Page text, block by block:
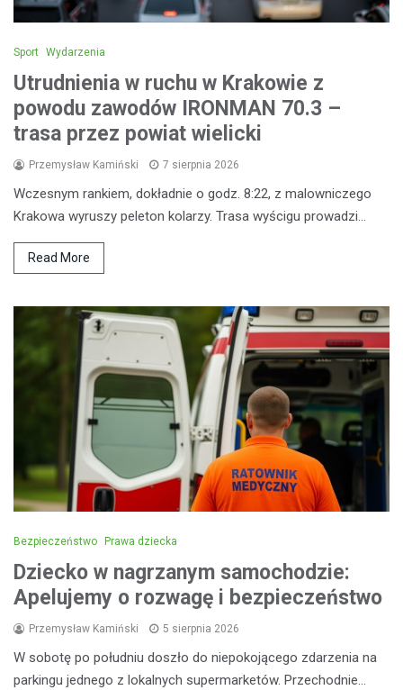
Sport Wydarzenia
Utrudnienia w ruchu w Krakowie z
powodu zawodów IRONMAN 70.3 –
trasa przez powiat wielicki
Przemysław Kamiński 7 sierpnia 2026
Wczesnym rankiem, dokładnie o godz. 8:22, z malowniczego
Krakowa wyruszy peleton kolarzy. Trasa wyścigu prowadzi…
Read More
Bezpieczeństwo Prawa dziecka
Dziecko w nagrzanym samochodzie:
Apelujemy o rozwagę i bezpieczeństwo
Przemysław Kamiński 5 sierpnia 2026
W sobotę po południu doszło do niepokojącego zdarzenia na
parkingu jednego z lokalnych supermarketów. Przechodnie…